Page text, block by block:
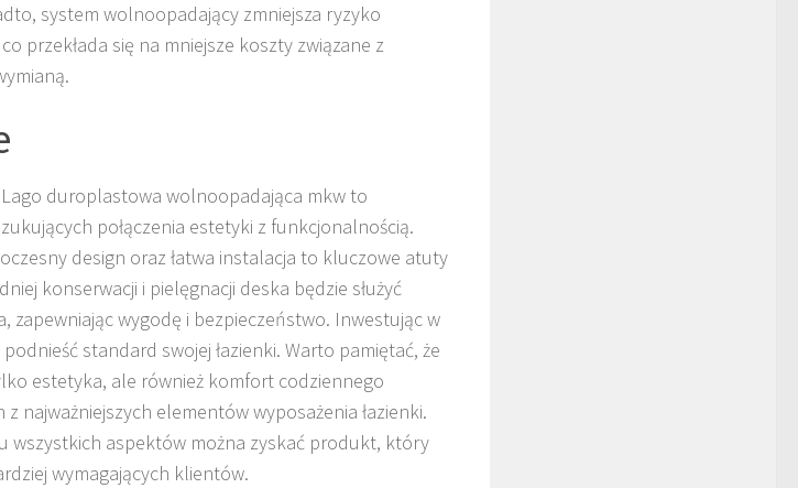
system wolnoopadający zmniejsza ryzyko
przekłada się na mniejsze koszty związane z
duroplastowa wolnoopadająca mkw to
połączenia estetyki z funkcjonalnością.
design oraz łatwa instalacja to kluczowe atuty
konserwacji i pielęgnacji deska będzie służyć
zapewniając wygodę i bezpieczeństwo. Inwestując w
standard swojej łazienki. Warto pamiętać, że
estetyka, ale również komfort codziennego
najważniejszych elementów wyposażenia łazienki.
wszystkich aspektów można zyskać produkt, który
wymagających klientów.